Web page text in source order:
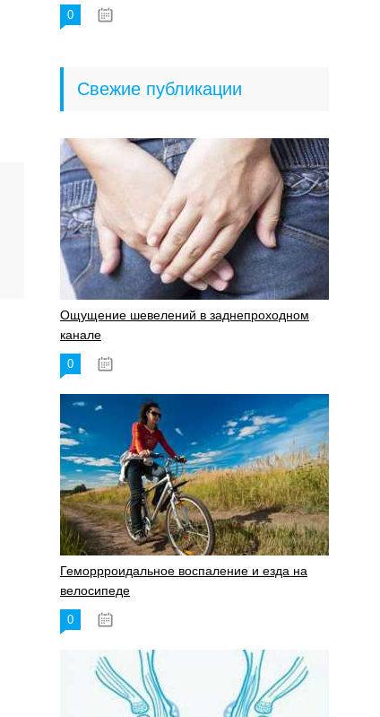
0
Свежие публикации
Ощущение шевелений в заднепроходном
канале
0
Геморрроидальное воспаление и езда на
велосипеде
0